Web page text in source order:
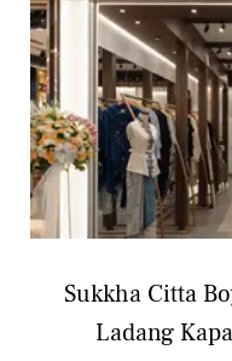
Sukkha Citta
Ladang